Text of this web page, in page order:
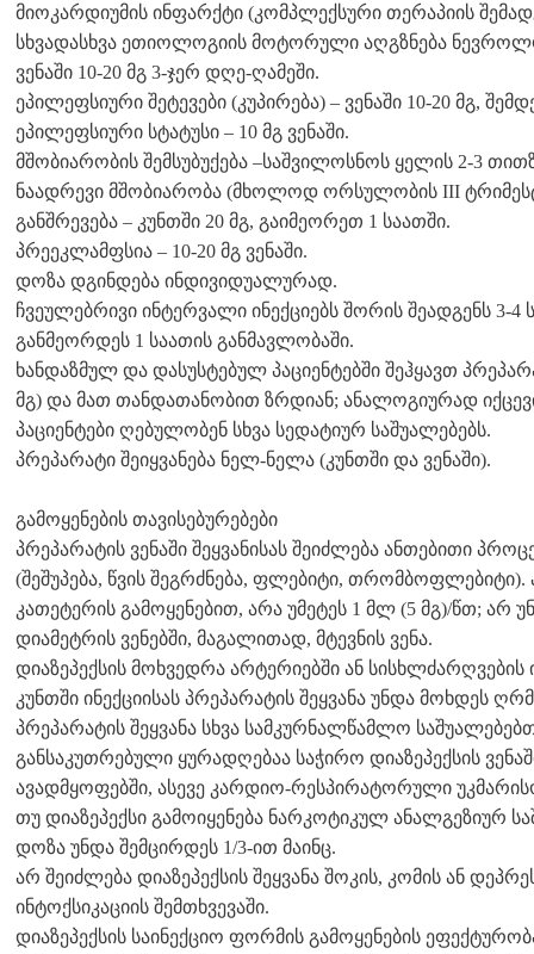
მიოკარდიუმის ინფარქტი (კომპლექსური თერაპიის
სხვადასხვა ეთიოლოგიის მოტორული აღგზნება
ვენაში 10-20 მგ 3-ჯერ დღე-ღამეში.
ეპილეფსიური შეტევები (კუპირება) – ვენაში 10-20 მგ,
ეპილეფსიური სტატუსი – 10 მგ ვენაში.
მშობიარობის შემსუბუქება –საშვილოსნოს ყელის 2-3
ნაადრევი მშობიარობა (მხოლოდ ორსულობის III
განშრევება – კუნთში 20 მგ, გაიმეორეთ 1 საათში.
პრეეკლამფსია – 10-20 მგ ვენაში.
დოზა დგინდება ინდივიდუალურად.
ჩვეულებრივი ინტერვალი ინექციებს შორის შეადგენს 3-4
განმეორდეს 1 საათის განმავლობაში.
ხანდაზმულ და დასუსტებულ პაციენტებში შეჰყავთ
მგ) და მათ თანდათანობით ზრდიან; ანალოგიურად
პაციენტები ღებულობენ სხვა სედატიურ საშუალებებს.
პრეპარატი შეიყვანება ნელ-ნელა (კუნთში და ვენაში).
გამოყენების თავისებურებები
პრეპარატის ვენაში შეყვანისას შეიძლება ანთებითი
(შეშუპება, წვის შეგრძნება, ფლებიტი, თრომბოფლებიტი).
კათეტერის გამოყენებით, არა უმეტეს 1 მლ (5 მგ)/წთ; არ
დიამეტრის ვენებში, მაგალითად, მტევნის ვენა.
დიაზეპექსის მოხვედრა არტერიებში ან
კუნთში ინექციისას პრეპარატის შეყვანა უნდა მოხდეს
პრეპარატის შეყვანა სხვა სამკურნალწამლო
განსაკუთრებული ყურადღებაა საჭირო დიაზეპექსის
ავადმყოფებში, ასევე კარდიო-რესპირატორული
თუ დიაზეპექსი გამოიყენება ნარკოტიკულ ანალგეზიურ
დოზა უნდა შემცირდეს 1/3-ით მაინც.
არ შეიძლება დიაზეპექსის შეყვანა შოკის, კომის ან
ინტოქსიკაციის შემთხვევაში.
დიაზეპექსის საინექციო ფორმის გამოყენების